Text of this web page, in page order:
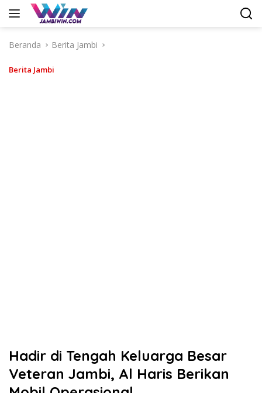
Langsung
Beranda
Berita Jambi
Berita Jambi
Hadir di Tengah Keluarga Besar
Veteran Jambi, Al Haris Berikan